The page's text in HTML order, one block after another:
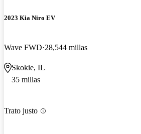
2023 Kia Niro EV
Wave FWD 28,544 millas
Skokie, IL
35 millas
Trato justo